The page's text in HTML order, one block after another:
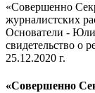
«Совершенно
журналистских
Основатели -
свидетельство о
25.12.2020 г.
«Совершенно